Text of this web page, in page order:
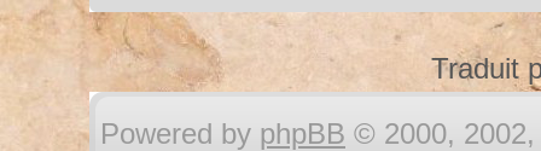
Traduit
Powered by phpBB © 2000, 2002,